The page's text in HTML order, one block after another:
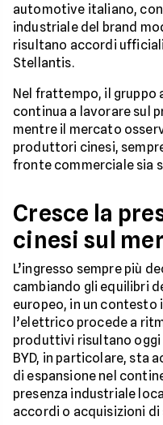
automotive italiano,
industriale del brand
risultano accordi
Stellantis.
Nel frattempo, il
continua a lavorare sul
mentre il mercato
produttori cinesi,
fronte commerciale sia
Cresce la
cinesi sul
L’ingresso sempre più
cambiando gli equilibri
europeo, in un contesto
l’elettrico procede a
produttivi risultano oggi
BYD, in particolare, sta
di espansione nel
presenza industriale
accordi o acquisizioni